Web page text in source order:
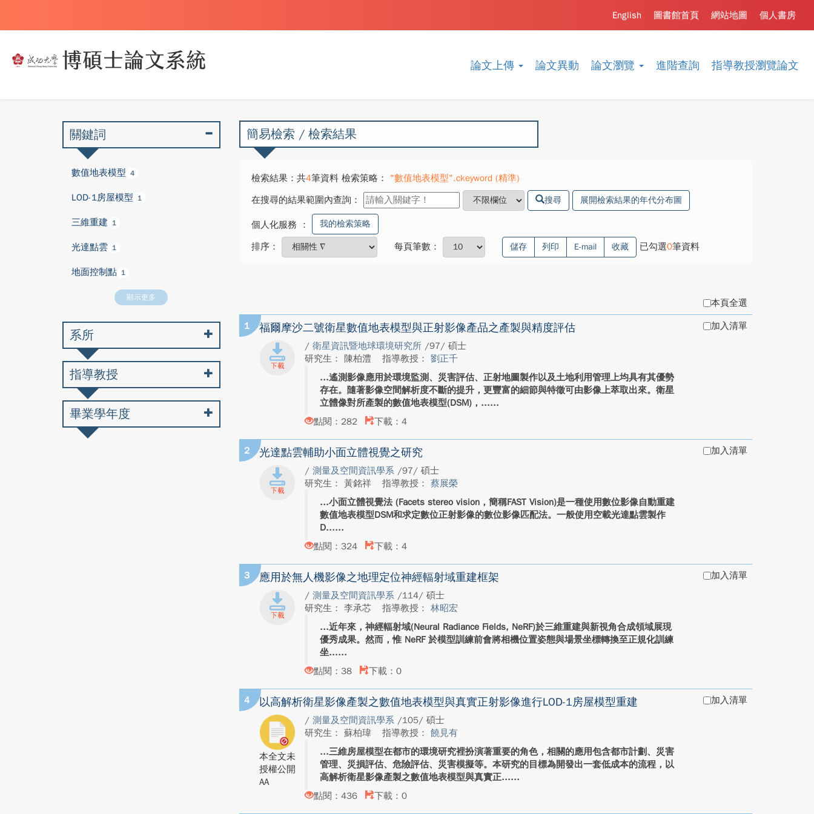
論文上傳 論文異動 論文瀏覽 進階查詢 指導教授瀏覽論文
個人書房
網站地圖
圖書館首頁
English
簡易檢索 / 檢索結果
檢索結果：共4筆資料 檢索策略：
"數值地表模型".ckeyword (精準)
在搜尋的結果範圍內查詢：
搜尋 展開檢索結果的年代分布圖
個人化服務 ： 我的檢索策略
排序： 每頁筆數： 儲存 列印 E-mail 收藏 已勾選0筆資料
本頁全選
1 福爾摩沙二號衛星數值地表模型與正射影像產品之產製與精度評估
/ 衛星資訊暨地球環境研究所 /97/ 碩士
研究生： 陳柏澧
指導教授： 劉正千
遙測影像應用於環境監測、災害評估、正射地圖製作以及土地利用管理上均具有其優勢
存在。隨著影像空間解析度不斷的提升，更豐富的細節與特徵可由影像上萃取出來。衛星
立體像對所產製的數值地表模型(DSM)，...
點閱：282
下載：4
加入清單
2 光達點雲輔助小面立體視覺之研究
/ 測量及空間資訊學系 /97/ 碩士
研究生： 黃銘祥
指導教授： 蔡展榮
小面立體視覺法 (Facets stereo vision，簡稱FAST Vision)是一種使用數位影像自動重建
數值地表模型DSM和求定數位正射影像的數位影像匹配法。一般使用空載光達點雲製作
D...
點閱：324
下載：4
加入清單
3 應用於無人機影像之地理定位神經輻射域重建框架
/ 測量及空間資訊學系 /114/ 碩士
研究生： 李承芯
指導教授： 林昭宏
近年來，神經輻射域(Neural Radiance Fields, NeRF)於三維重建與新視角合成領域展現
優秀成果。然而，惟 NeRF 於模型訓練前會將相機位置姿態與場景坐標轉換至正規化訓練
坐...
點閱：38
下載：0
加入清單
4 以高解析衛星影像產製之數值地表模型與真實正射影像進行LOD-1房屋模型重建
本全文未
授權公開
AA
/ 測量及空間資訊學系 /105/ 碩士
研究生： 蘇柏瑋
指導教授： 饒見有
三維房屋模型在都市的環境研究裡扮演著重要的角色，相關的應用包含都市計劃、災害
管理、災損評估、危險評估、災害模擬等。本研究的目標為開發出一套低成本的流程，以
高解析衛星影像產製之數值地表模型與真實正...
點閱：436
下載：0
加入清單
關鍵詞
數值地表模型 4
LOD-1房屋模型 1
三維重建 1
光達點雲 1
地面控制點 1
顯示更多
系所
指導教授
畢業學年度